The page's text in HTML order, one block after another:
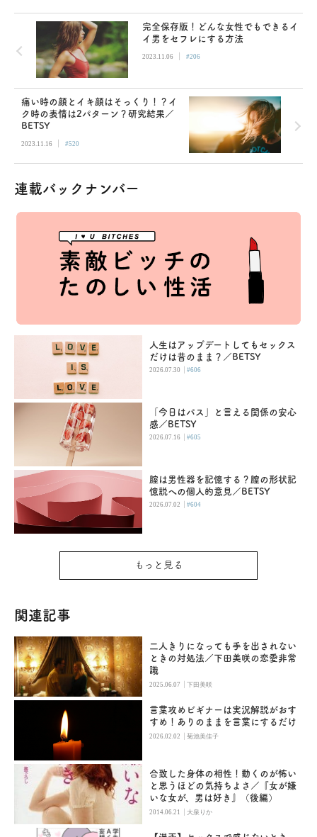
完全保存版！どんな女性でもできるイ
イ男をセフレにする方法
2023.11.06 | #206
痛い時の顔とイキ顔はそっくり！？イ
ク時の表情は2パターン？研究結果／
BETSY
2023.11.16 | #520
連載バックナンバー
人生はアップデートしてもセックス
だけは昔のまま？／BETSY
2026.07.30 |#606
「今日はパス」と言える関係の安心
感／BETSY
2026.07.16 |#605
腟は男性器を記憶する？膣の形状記
憶説への個人的意見／BETSY
2026.07.02 |#604
もっと見る
関連記事
二人きりになっても手を出されない
ときの対処法／下田美咲の恋愛非常
識
2025.06.07 |下田美咲
言葉攻めビギナーは実況解説がおす
すめ！ありのままを言葉にするだけ
2026.02.02 |菊池美佳子
合致した身体の相性！動くのが怖い
と思うほどの気持ちよさ／『女が嫌
いな女が、男は好き』（後編）
2014.06.21 |大泉りか